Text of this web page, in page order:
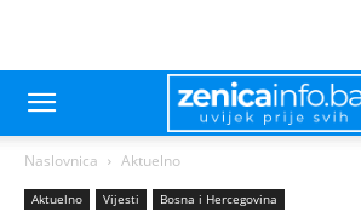
Naslovnica Aktuelno
Aktuelno Vijesti Bosna i Hercegovina